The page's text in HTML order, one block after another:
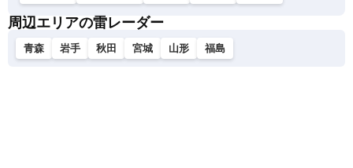
周辺エリアの雷レーダー
青森 岩手 秋田 宮城 山形 福島